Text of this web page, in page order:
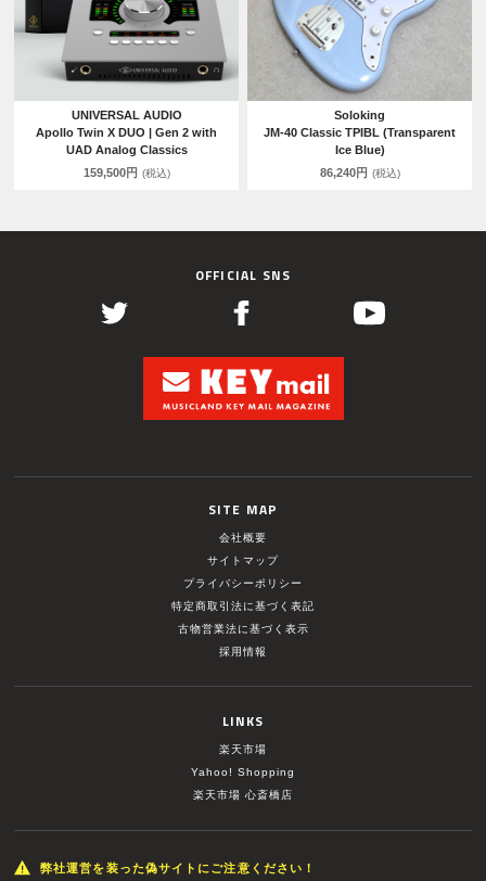
UNIVERSAL AUDIO
Apollo Twin X DUO | Gen 2 with
UAD Analog Classics
159,500円 (税込)
Soloking
JM-40 Classic TPIBL (Transparent
Ice Blue)
86,240円 (税込)
OFFICIAL SNS
SITE MAP
会社概要
サイトマップ
プライバシーポリシー
特定商取引法に基づく表記
古物営業法に基づく表示
採用情報
LINKS
楽天市場
Yahoo! Shopping
楽天市場 心斎橋店
弊社運営を装った偽サイトにご注意ください！